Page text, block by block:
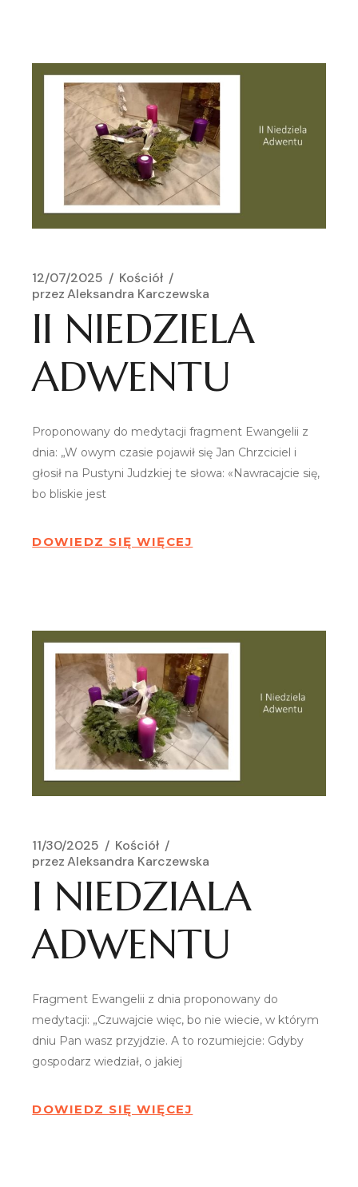
12/07/2025
Kościół
przez Aleksandra Karczewska
II NIEDZIELA
ADWENTU
Proponowany do medytacji fragment Ewangelii z
dnia: „W owym czasie pojawił się Jan Chrzciciel i
głosił na Pustyni Judzkiej te słowa: «Nawracajcie się,
bo bliskie jest
DOWIEDZ SIĘ WIĘCEJ
11/30/2025
Kościół
przez Aleksandra Karczewska
I NIEDZIALA
ADWENTU
Fragment Ewangelii z dnia proponowany do
medytacji: „Czuwajcie więc, bo nie wiecie, w którym
dniu Pan wasz przyjdzie. A to rozumiejcie: Gdyby
gospodarz wiedział, o jakiej
DOWIEDZ SIĘ WIĘCEJ